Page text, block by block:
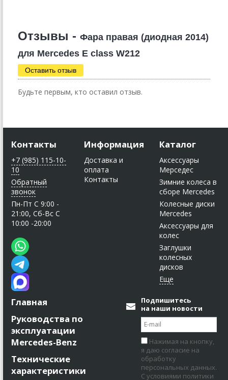
Отзывы - Фара правая (диодная 2014)
для Mercedes E class W212
Оставить отзыв
Будьте первым, кто оставил отзыв.
Контакты
+7 (985) 115-10-
10
Обратный
звонок
Пн-Пт C 9:00 -
21:00, Сб-Вс С
10:00 -20:00
Информация
Доставка и
оплата
Контакты
Каталог
Аксессуары
Мерседес
Зимние колеса в
сборе Mercedes
Колесные диски
Mercedes
Аксессуары для
колес
Заглушки
колесных
дисков
Главная
Руководства по
эксплуатации
Mercedes-Benz
Технические
характеристики
Подпишитесь
на наши новости
Нажимая на кнопку,
я даю согласие на
обработку
персональных данных.
С условиями политики